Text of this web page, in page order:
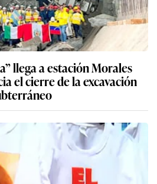
llega a estación Morales
el cierre de la excavación